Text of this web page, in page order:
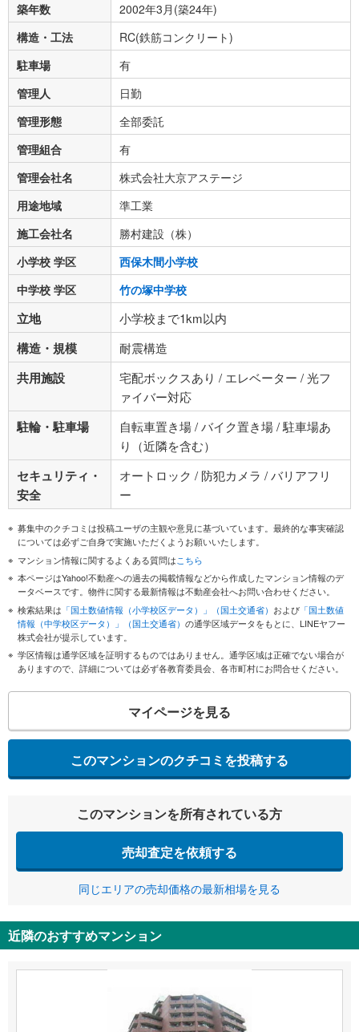
築年数
2002年3月(築24年)
構造・工法
RC(鉄筋コンクリート)
駐車場
有
管理人
日勤
管理形態
全部委託
管理組合
有
管理会社名
株式会社大京アステージ
用途地域
準工業
施工会社名
勝村建設（株）
小学校 学区
西保木間小学校
中学校 学区
竹の塚中学校
立地 小学校まで1km以内
構造・規模 耐震構造
共用施設
宅配ボックスあり / エレベーター / 光フ
ァイバー対応
駐輪・駐車場
自転車置き場 / バイク置き場 / 駐車場あ
り（近隣を含む）
セキュリティ・
安全
オートロック / 防犯カメラ / バリアフリ
ー
募集中のクチコミは投稿ユーザの主観や意見に基づいています。最終的な事実確認
については必ずご自身で実施いただくようお願いいたします。
マンション情報に関するよくある質問はこちら
本ページはYahoo!不動産への過去の掲載情報などから作成したマンション情報のデ
ータベースです。物件に関する最新情報は不動産会社へお問い合わせください。
検索結果は 「国土数値情報（小学校区データ）」（国土交通省） および 「国土数値
情報（中学校区データ）」（国土交通省） の通学区域データをもとに、LINEヤフー
株式会社が提示しています。
学区情報は通学区域を証明するものではありません。通学区域は正確でない場合が
ありますので、詳細については必ず各教育委員会、各市町村にお問合せください。
マイページを見る
このマンションのクチコミを投稿する
このマンションを所有されている方
売却査定を依頼する
同じエリアの売却価格の最新相場を見る
近隣のおすすめマンション